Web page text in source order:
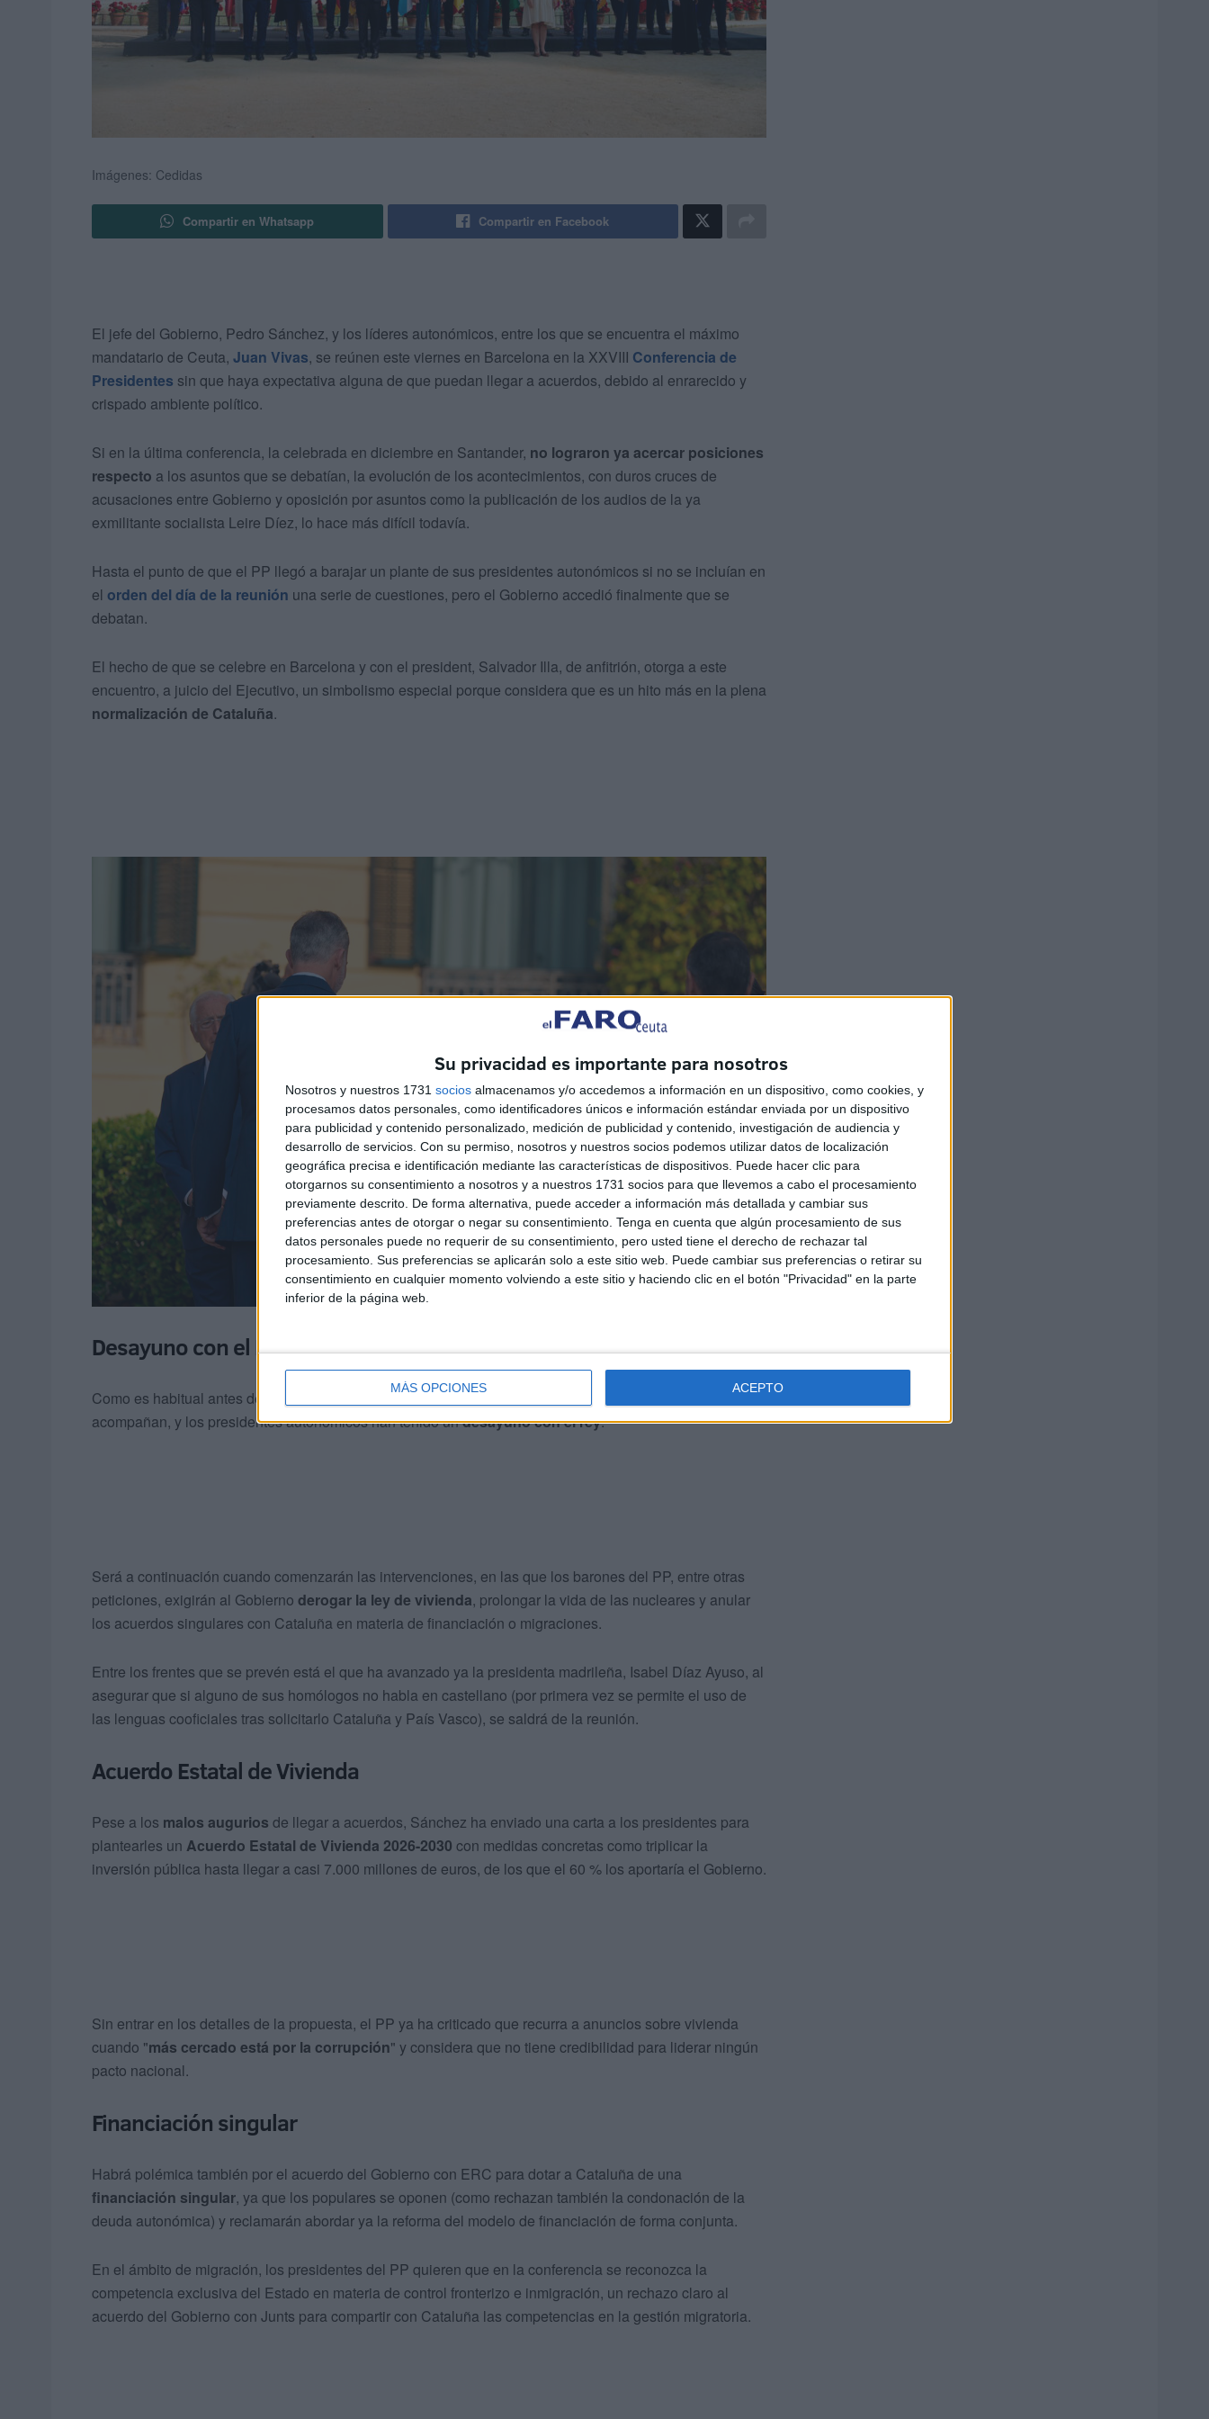
Su privacidad es importante para nosotros
Nosotros y nuestros 1731 socios almacenamos y/o accedemos a información en un dispositivo, como cookies, y
procesamos datos personales, como identificadores únicos e información estándar enviada por un dispositivo
para publicidad y contenido personalizado, medición de publicidad y contenido, investigación de audiencia y
desarrollo de servicios. Con su permiso, nosotros y nuestros socios podemos utilizar datos de localización
geográfica precisa e identificación mediante las características de dispositivos. Puede hacer clic para
otorgarnos su consentimiento a nosotros y a nuestros 1731 socios para que llevemos a cabo el procesamiento
previamente descrito. De forma alternativa, puede acceder a información más detallada y cambiar sus
preferencias antes de otorgar o negar su consentimiento. Tenga en cuenta que algún procesamiento de sus
datos personales puede no requerir de su consentimiento, pero usted tiene el derecho de rechazar tal
procesamiento. Sus preferencias se aplicarán solo a este sitio web. Puede cambiar sus preferencias o retirar su
consentimiento en cualquier momento volviendo a este sitio y haciendo clic en el botón "Privacidad" en la parte
inferior de la página web.
MÁS OPCIONES ACEPTO
Imágenes: Cedidas
Compartir en Whatsapp Compartir en Facebook
El jefe del Gobierno, Pedro Sánchez, y los líderes autonómicos, entre los que se encuentra el máximo
mandatario de Ceuta, Juan Vivas, se reúnen este viernes en Barcelona en la XXVIII Conferencia de
Presidentes sin que haya expectativa alguna de que puedan llegar a acuerdos, debido al enrarecido y
crispado ambiente político.
Si en la última conferencia, la celebrada en diciembre en Santander, no lograron ya acercar posiciones
respecto a los asuntos que se debatían, la evolución de los acontecimientos, con duros cruces de
acusaciones entre Gobierno y oposición por asuntos como la publicación de los audios de la ya
exmilitante socialista Leire Díez, lo hace más difícil todavía.
Hasta el punto de que el PP llegó a barajar un plante de sus presidentes autonómicos si no se incluían en
el orden del día de la reunión una serie de cuestiones, pero el Gobierno accedió finalmente que se
debatan.
El hecho de que se celebre en Barcelona y con el president, Salvador Illa, de anfitrión, otorga a este
encuentro, a juicio del Ejecutivo, un simbolismo especial porque considera que es un hito más en la plena
normalización de Cataluña.
Desayuno con el Rey
Como es habitual antes del inicio de las sesiones, Sánchez, junto a las vicepresidentas y ministros que le
acompañan, y los presidentes autonómicos han tenido undesayuno con el rey.
Será a continuación cuando comenzarán las intervenciones, en las que los barones del PP, entre otras
peticiones, exigirán al Gobierno derogar la ley de vivienda, prolongar la vida de las nucleares y anular
los acuerdos singulares con Cataluña en materia de financiación o migraciones.
Entre los frentes que se prevén está el que ha avanzado ya la presidenta madrileña, Isabel Díaz Ayuso, al
asegurar que si alguno de sus homólogos no habla en castellano (por primera vez se permite el uso de
las lenguas cooficiales tras solicitarlo Cataluña y País Vasco), se saldrá de la reunión.
Acuerdo Estatal de Vivienda
Pese a los malos augurios de llegar a acuerdos, Sánchez ha enviado una carta a los presidentes para
plantearles un Acuerdo Estatal de Vivienda 2026-2030 con medidas concretas como triplicar la
inversión pública hasta llegar a casi 7.000 millones de euros, de los que el 60 % los aportaría el Gobierno.
Sin entrar en los detalles de la propuesta, el PP ya ha criticado que recurra a anuncios sobre vivienda
cuando "más cercado está por la corrupción" y considera que no tiene credibilidad para liderar ningún
pacto nacional.
Financiación singular
Habrá polémica también por el acuerdo del Gobierno con ERC para dotar a Cataluña de una
financiación singular, ya que los populares se oponen (como rechazan también la condonación de la
deuda autonómica) y reclamarán abordar ya la reforma del modelo de financiación de forma conjunta.
En el ámbito de migración, los presidentes del PP quieren que en la conferencia se reconozca la
competencia exclusiva del Estado en materia de control fronterizo e inmigración, un rechazo claro al
acuerdo del Gobierno con Junts para compartir con Cataluña las competencias en la gestión migratoria.